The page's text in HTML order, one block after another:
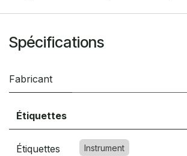
Spécifications
Fabricant
Étiquettes
Étiquettes Instrument